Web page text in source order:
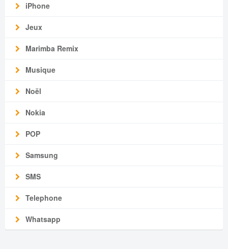
iPhone
Jeux
Marimba Remix
Musique
Noël
Nokia
POP
Samsung
SMS
Telephone
Whatsapp